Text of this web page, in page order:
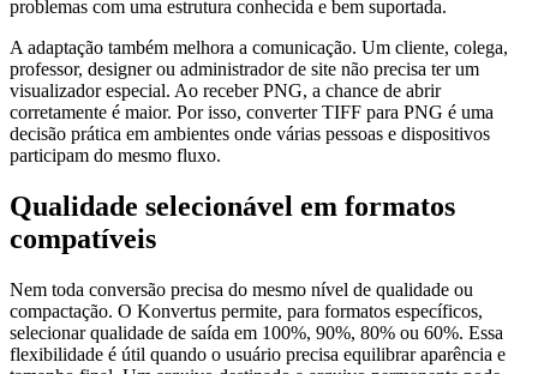
problemas com uma estrutura conhecida e bem suportada.
A adaptação também melhora a comunicação. Um cliente, colega,
professor, designer ou administrador de site não precisa ter um
visualizador especial. Ao receber PNG, a chance de abrir
corretamente é maior. Por isso, converter TIFF para PNG é uma
decisão prática em ambientes onde várias pessoas e dispositivos
participam do mesmo fluxo.
Qualidade selecionável em formatos
compatíveis
Nem toda conversão precisa do mesmo nível de qualidade ou
compactação. O Konvertus permite, para formatos específicos,
selecionar qualidade de saída em 100%, 90%, 80% ou 60%. Essa
flexibilidade é útil quando o usuário precisa equilibrar aparência e